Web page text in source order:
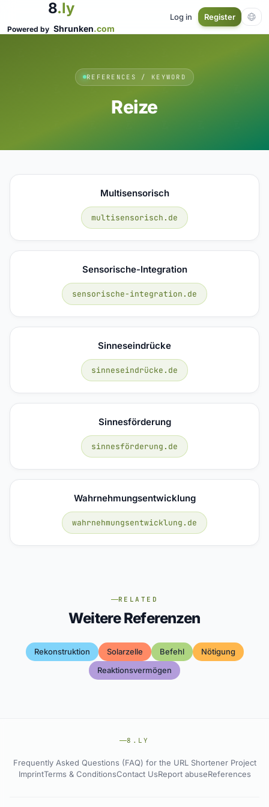
8.ly
Powered by Shrunken.com
Log in Register
REFERENCES / KEYWORD
Reize
Multisensorisch
multisensorisch.de
Sensorische-Integration
sensorische-integration.de
Sinneseindrücke
sinneseindrücke.de
Sinnesförderung
sinnesförderung.de
Wahrnehmungsentwicklung
wahrnehmungsentwicklung.de
RELATED
Weitere Referenzen
Rekonstruktion Solarzelle Befehl
Nötigung
Reaktionsvermögen
8.LY
Frequently Asked Questions (FAQ) for the URL Shortener Project
ImprintTerms & ConditionsContact UsReport abuseReferences